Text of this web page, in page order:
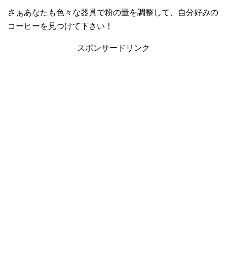
さぁあなたも色々な器具で粉の量を調整して、自分好みの
コーヒーを見つけて下さい！
スポンサードリンク